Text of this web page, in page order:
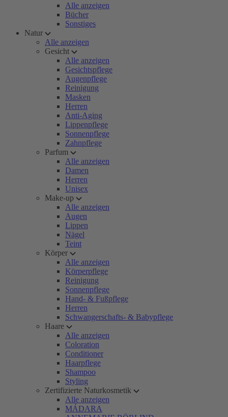
Alle anzeigen
Bücher
Sonstiges
Natur
Alle anzeigen
Gesicht
Alle anzeigen
Gesichtspflege
Augenpflege
Reinigung
Masken
Herren
Anti-Aging
Lippenpflege
Sonnenpflege
Zahnpflege
Parfum
Alle anzeigen
Damen
Herren
Unisex
Make-up
Alle anzeigen
Augen
Lippen
Nägel
Teint
Körper
Alle anzeigen
Körperpflege
Reinigung
Sonnenpflege
Hand- & Fußpflege
Herren
Schwangerschafts- & Babypflege
Haare
Alle anzeigen
Coloration
Conditioner
Haarpflege
Shampoo
Styling
Zertifizierte Naturkosmetik
Alle anzeigen
MÁDARA